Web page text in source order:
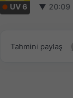
UV 6
▼ 20:09
Tahmini paylaş